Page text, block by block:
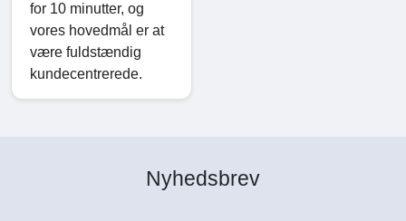
for 10 minutter, og
vores hovedmål er at
være fuldstændig
kundecentrerede.
Nyhedsbrev